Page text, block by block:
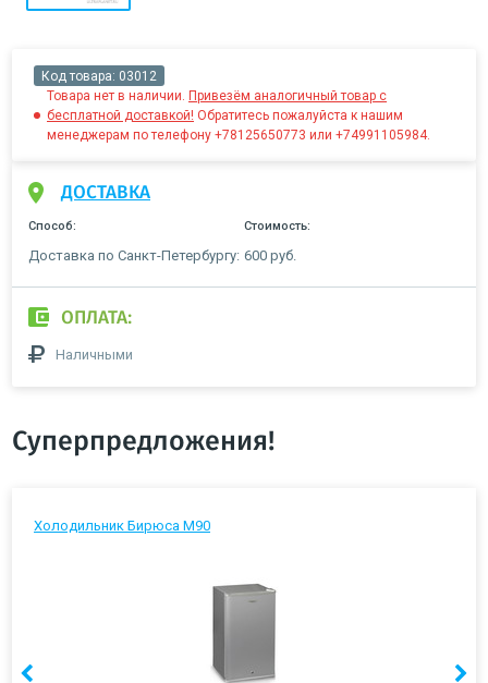
Код товара: 03012
Товара нет в наличии. Привезём аналогичный товар с
бесплатной доставкой! Обратитесь пожалуйста к нашим
менеджерам по телефону +78125650773 или +74991105984.
ДОСТАВКА
Способ: Стоимость:
Доставка по Санкт-Петербургу: 600 руб.
ОПЛАТА:
Наличными
Суперпредложения!
Холодильник Бирюса М90